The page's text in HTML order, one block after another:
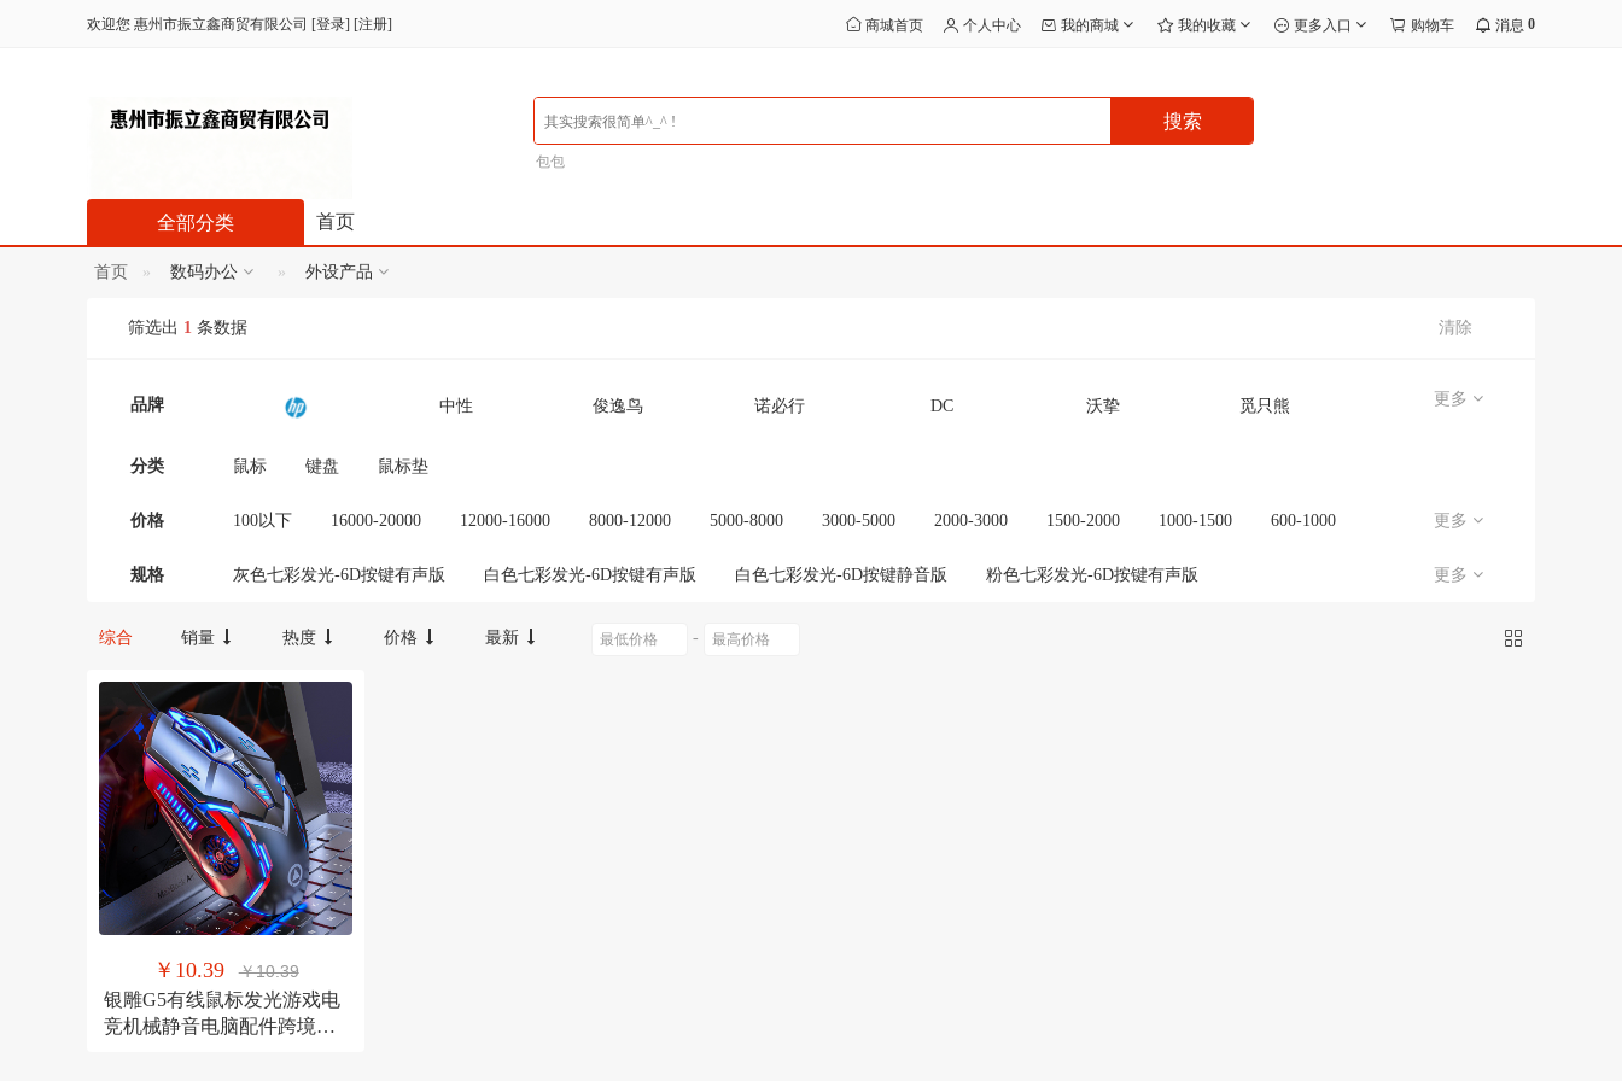
欢迎您 惠州市振立鑫商贸有限公司 [登录] [注册] 商城首页 个人中心 我的商城 我的收藏 更多入口 购物车 消息 0
搜索
包包
首页
全部分类
首页 数码办公 外设产品
筛选出 1 条数据 清除
品牌 中性 俊逸鸟 诺必行 DC 沃挚 觅只熊
妮小小
艺涧饰品 HK 其他 未设置品牌 OEM 无 J.I.Y
宝宝咪 汉唐臻品 绕指柔 三丽鸥 易帛 经声今世
FX Oudiobop 乔治斑马 other/其他
卫域（数码）
NBKEY
YWBIN
其它
裕轩
更多
分类 鼠标 键盘 鼠标垫
价格 100以下 16000-20000 12000-16000 8000-12000 5000-8000 3000-5000 2000-3000 1500-2000 1000-1500 600-1000
300-600 100-300 20000以上
更多
规格 灰色七彩发光-6D按键有声版 白色七彩发光-6D按键有声版 白色七彩发光-6D按键静音版 粉色七彩发光-6D按键有声版 更多
综合 销量 热度 价格 最新 -
￥10.39 ￥10.39
银雕G5有线鼠标发光游戏电
竞机械静音电脑配件跨境私